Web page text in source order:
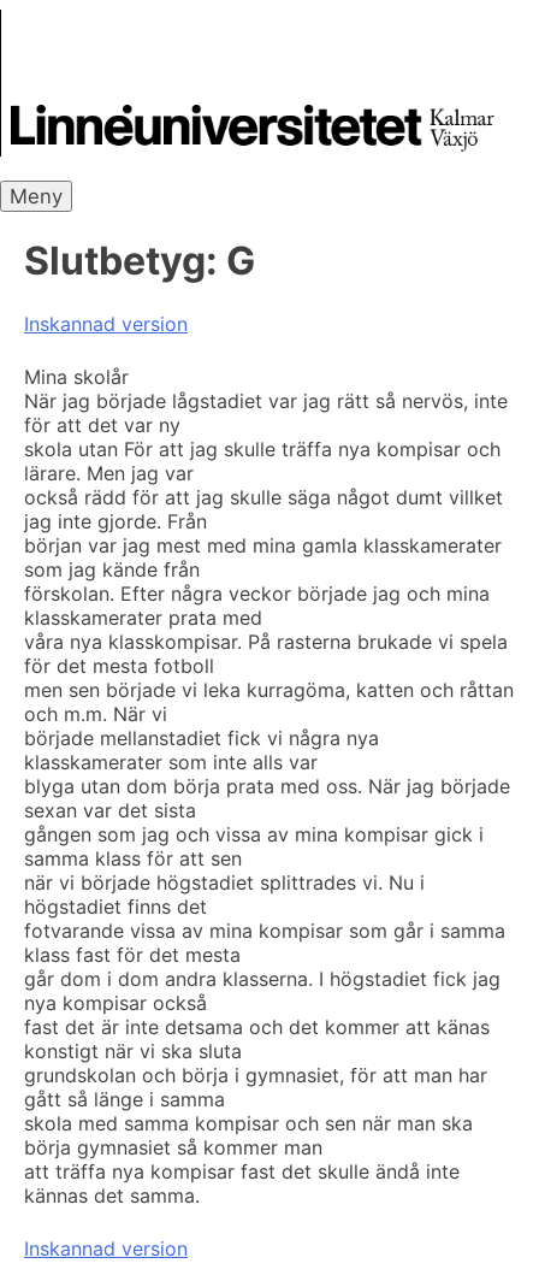
Meny
Slutbetyg: G
Inskannad version
Mina skolår
När jag började lågstadiet var jag rätt så nervös, inte
för att det var ny
skola utan För att jag skulle träffa nya kompisar och
lärare. Men jag var
också rädd för att jag skulle säga något dumt villket
jag inte gjorde. Från
början var jag mest med mina gamla klasskamerater
som jag kände från
förskolan. Efter några veckor började jag och mina
klasskamerater prata med
våra nya klasskompisar. På rasterna brukade vi spela
för det mesta fotboll
men sen började vi leka kurragöma, katten och råttan
och m.m. När vi
började mellanstadiet fick vi några nya
klasskamerater som inte alls var
blyga utan dom börja prata med oss. När jag började
sexan var det sista
gången som jag och vissa av mina kompisar gick i
samma klass för att sen
när vi började högstadiet splittrades vi. Nu i
högstadiet finns det
fotvarande vissa av mina kompisar som går i samma
klass fast för det mesta
går dom i dom andra klasserna. I högstadiet fick jag
nya kompisar också
fast det är inte detsama och det kommer att känas
konstigt när vi ska sluta
grundskolan och börja i gymnasiet, för att man har
gått så länge i samma
skola med samma kompisar och sen när man ska
börja gymnasiet så kommer man
att träffa nya kompisar fast det skulle ändå inte
kännas det samma.
Inskannad version